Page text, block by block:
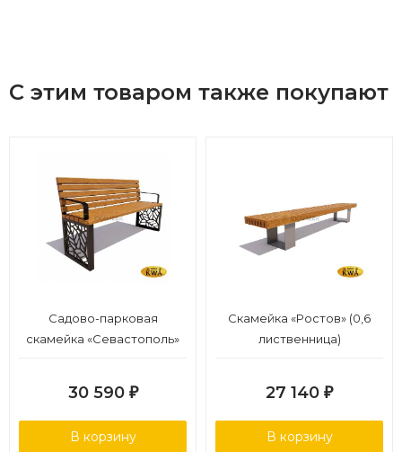
С этим товаром также покупают
Садово-парковая
скамейка «Севастополь»
30 590 ₽
В корзину
Скамейка «Ростов» (0,6
лиственница)
27 140 ₽
В корзину